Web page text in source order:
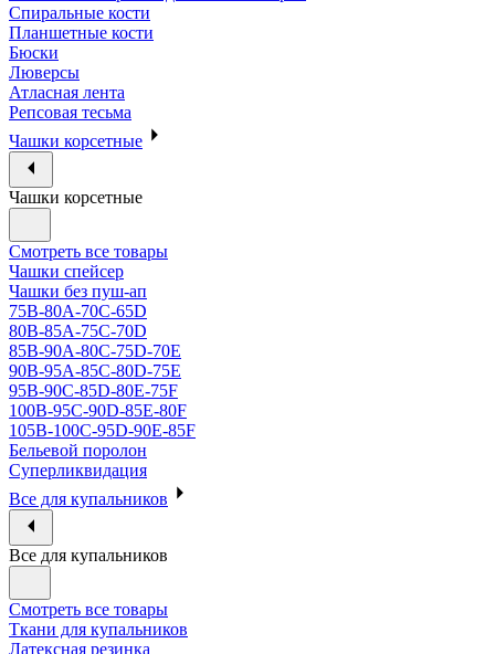
Спиральные кости
Планшетные кости
Бюски
Люверсы
Атласная лента
Репсовая тесьма
Чашки корсетные
Чашки корсетные
Смотреть все товары
Чашки спейсер
Чашки без пуш-ап
75В-80А-70С-65D
80В-85А-75С-70D
85В-90А-80С-75D-70E
90B-95A-85C-80D-75E
95B-90C-85D-80E-75F
100B-95C-90D-85E-80F
105B-100C-95D-90E-85F
Бельевой поролон
Суперликвидация
Все для купальников
Все для купальников
Смотреть все товары
Ткани для купальников
Латексная резинка